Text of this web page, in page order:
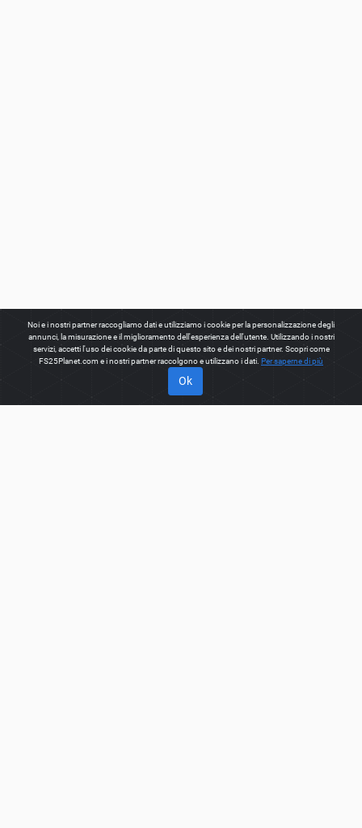
Noi e i nostri partner raccogliamo dati e utilizziamo i cookie per la personalizzazione degli
annunci, la misurazione e il miglioramento dell'esperienza dell'utente. Utilizzando i nostri
servizi, accetti l'uso dei cookie da parte di questo sito e dei nostri partner. Scopri come
FS25Planet.com e i nostri partner raccolgono e utilizzano i dati. Per saperne di più
Ok